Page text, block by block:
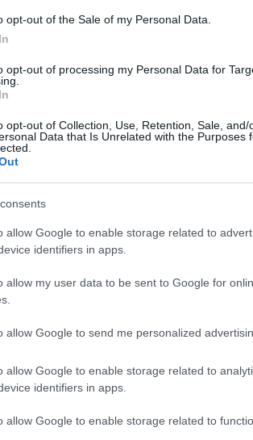
opt-out of the Sale of my Personal Data.
opt-out of processing my Personal Data for
opt-out of Collection, Use, Retention, Sale, and/
Data that Is Unrelated with the Purposes
allow Google to enable storage related to
identifiers in apps.
allow my user data to be sent to Google for
allow Google to send me personalized
allow Google to enable storage related to
identifiers in apps.
allow Google to enable storage related to
felé is kitolni, így néhány szlengesnek
csak rontottak az amúgy is
látványtár, world musicos
Oroszlánkirályból aHakuna Matatát.
over rajzfilm nem lenne bonyolult,
zűrzavarossá teszik. Gótikus
karakteres, így ha megkérdeznénk
a történet, szinte biztos, hogy nem
levegőben úszó romokról beszélne,
azzal, hogy alattuk a végtelen űr
Arnold erődje egy az egyben
sem neve sem rasszjegyei alapján
ő küldi el Gwizdót és Lian-Csut, hogy
is, és így hárman szállnak szembe a
hogy ripityára zúzza a világot.
farmot, ahol birkákat tenyészthetnek,
Ehhez egyenesen a
út sem fáklyásmenet, például le kell
apró denevérből áll össze… Mi ez
valójában két darab kötőtűvel lehet a